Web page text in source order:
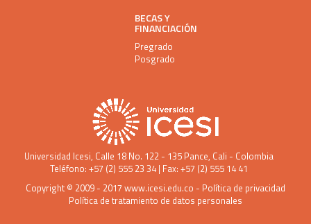
BECAS Y
FINANCIACIÓN
Pregrado
Posgrado
Universidad Icesi, Calle 18 No. 122 - 135 Pance, Cali - Colombia
Teléfono: +57 (2) 555 23 34 | Fax: +57 (2) 555 14 41
Copyright © 2009 - 2017 www.icesi.edu.co - Política de privacidad
Política de tratamiento de datos personales